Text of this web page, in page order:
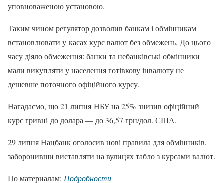
уповноваженою установою.
Таким чином регулятор дозволив банкам і обмінникам
встановлювати у касах курс валют без обмежень. До цього
часу діяло обмеження: банки та небанківські обмінники
мали викупляти у населення готівкову інвалюту не
дешевше поточного офіційного курсу.
Нагадаємо, що 21 липня НБУ на 25% знизив офіційний
курс гривні до долара — до 36,57 грн/дол. США.
29 липня Нацбанк оголосив нові правила для обмінників,
заборонивши виставляти на вулицях табло з курсами валют.
По материалам: Подробности